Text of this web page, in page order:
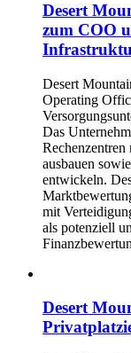
Desert
zum COO
Desert
Operating
Das
ausbauen
entwickeln.
mit
als potenziell
Desert